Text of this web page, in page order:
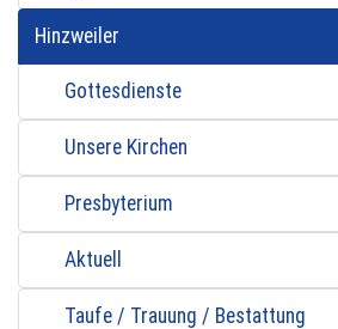
Hinzweiler
Gottesdienste
Unsere Kirchen
Presbyterium
Aktuell
Taufe / Trauung / Bestattung